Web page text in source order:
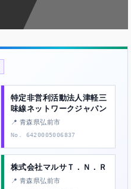
特定非営利活動法人津軽三
味線ネットワークジャパン
📍 青森県弘前市
No. 6420005006837
株式会社マルサＴ．Ｎ．Ｒ
📍 青森県弘前市